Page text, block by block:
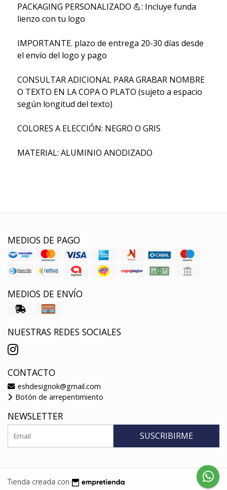
PACKAGING PERSONALIZADO 💪: Incluye funda
lienzo con tu logo
IMPORTANTE. plazo de entrega 20-30 días desde
el envío del logo y pago
CONSULTAR ADICIONAL PARA GRABAR NOMBRE
O TEXTO EN LA COPA O PLATO (sujeto a espacio
según longitud del texto)
COLORES A ELECCIÓN: NEGRO O GRIS
MATERIAL: ALUMINIO ANODIZADO
MEDIOS DE PAGO
MEDIOS DE ENVÍO
NUESTRAS REDES SOCIALES
CONTACTO
eshdesignok@gmail.com
Botón de arrepentimiento
NEWSLETTER
SUSCRIBIRME
Tienda creada con